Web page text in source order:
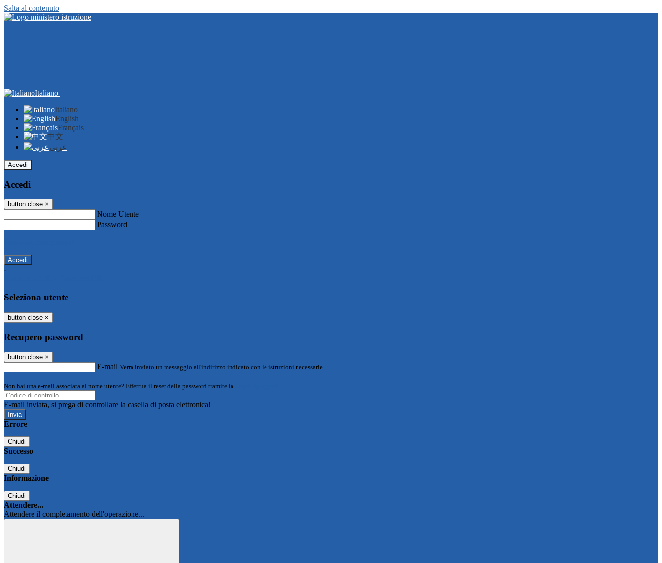
Salta al contenuto
Italiano
Italiano
English
Français
中文
عربى
Accedi
Accedi
button close ×
Nome Utente
Password
-
Seleziona utente
button close ×
Recupero password
button close ×
E-mail Verrà inviato un messaggio all'indirizzo indicato con le istruzioni necessarie.
Non hai una e-mail associata al nome utente? Effettua il reset della password tramite la
E-mail inviata, si prega di controllare la casella di posta elettronica!
Errore
Chiudi
Successo
Chiudi
Informazione
Chiudi
Attendere...
Attendere il completamento dell'operazione...